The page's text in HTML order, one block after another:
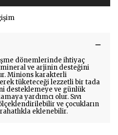
dönemlerinde ihtiyaç
ve arjinin desteğini
Minions karakterli
tüketeceği lezzetli bir tada
desteklemeye ve günlük
yardımcı olur. Sıvı
ve çocukların
eklenebilir.